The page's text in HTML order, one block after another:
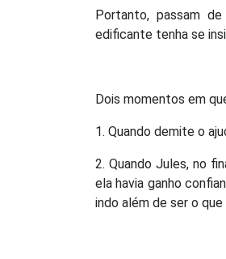
Portanto, passam
edificante tenha se
Dois momentos em
1. Quando demite o
2. Quando Jules, no
ela havia ganho
indo além de ser o